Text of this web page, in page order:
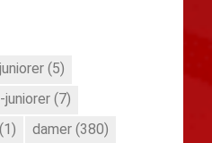
(5)
juniorer (7)
(1) damer (380)